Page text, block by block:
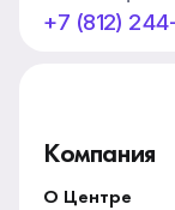
+7 (812)
Компания
О Центре